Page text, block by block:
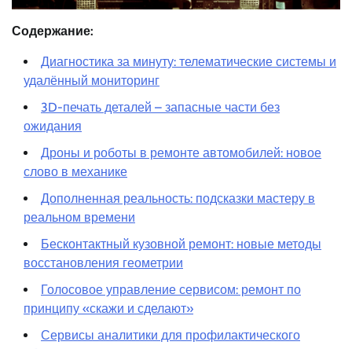
Содержание:
Диагностика за минуту: телематические системы и
удалённый мониторинг
3D-печать деталей – запасные части без
ожидания
Дроны и роботы в ремонте автомобилей: новое
слово в механике
Дополненная реальность: подсказки мастеру в
реальном времени
Бесконтактный кузовной ремонт: новые методы
восстановления геометрии
Голосовое управление сервисом: ремонт по
принципу «скажи и сделают»
Сервисы аналитики для профилактического